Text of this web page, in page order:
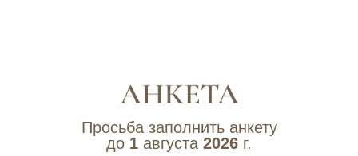
Просьба заполнить анкету
до 1 августа 2026 г.